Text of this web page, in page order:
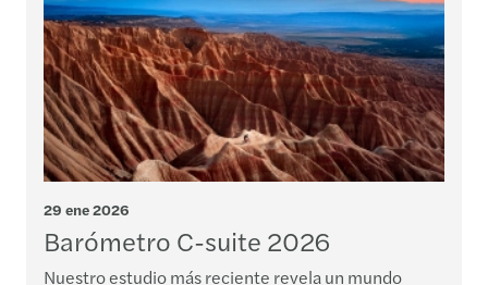
29 ene 2026
Barómetro C-suite 2026
Nuestro estudio más reciente revela un mundo